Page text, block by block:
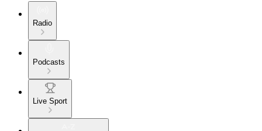
Radio
Podcasts
Live Sport